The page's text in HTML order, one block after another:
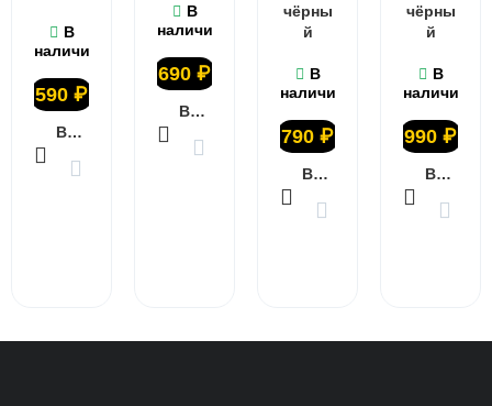
В
наличии
590 ₽
В КОРЗИНУ
В
наличии
690 ₽
В КОРЗИНУ
чёрны
й
В
наличии
790 ₽
В КОРЗИНУ
чёрны
й
В
наличии
990 ₽
В КОРЗИНУ